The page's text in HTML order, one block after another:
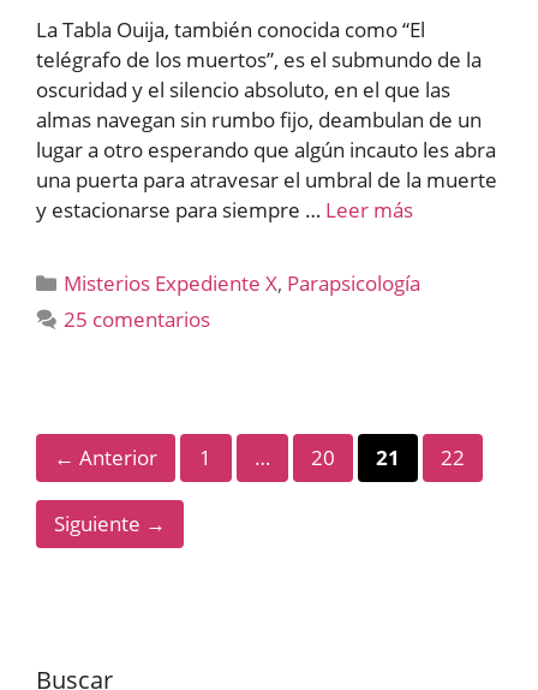
La Tabla Ouija, también conocida como “El
telégrafo de los muertos”, es el submundo de la
oscuridad y el silencio absoluto, en el que las
almas navegan sin rumbo fijo, deambulan de un
lugar a otro esperando que algún incauto les abra
una puerta para atravesar el umbral de la muerte
y estacionarse para siempre … Leer más
Categorías
Misterios Expediente X, Parapsicología
25 comentarios
← Anterior Página
1 … Página
20 Página
21 Página
22
Siguiente →
Buscar